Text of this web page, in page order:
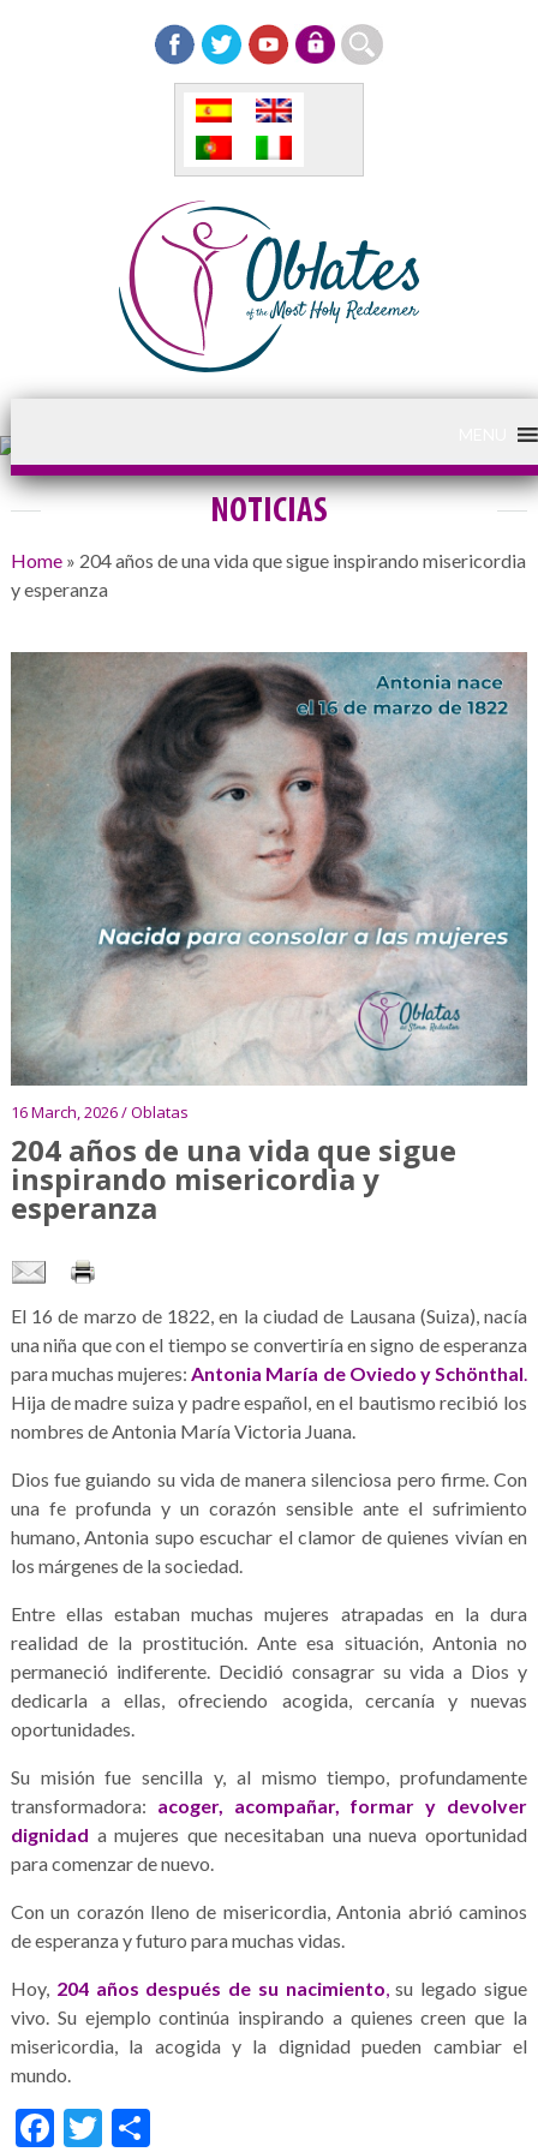
NOTICIAS
Home» 204 años de una vida que sigue inspirando misericordia
y esperanza
16 March, 2026 / Oblatas
204 años de una vida que sigue
inspirando misericordia y
esperanza
El 16 de marzo de 1822, en la ciudad de Lausana (Suiza), nacía
una niña que con el tiempo se convertiría en signo de esperanza
para muchas mujeres: Antonia María de Oviedo y Schönthal
Hija de madre suiza y padre español, en el bautismo recibió los
nombres de Antonia María Victoria Juana.
Dios fue guiando su vida de manera silenciosa pero firme. Con
una fe profunda y un corazón sensible ante el sufrimiento
humano, Antonia supo escuchar el clamor de quienes vivían en
los márgenes de la sociedad.
Entre ellas estaban muchas mujeres atrapadas en la dura
realidad de la prostitución. Ante esa situación, Antonia no
permaneció indiferente. Decidió consagrar su vida a Dios y
dedicarla a ellas, ofreciendo acogida, cercanía y nuevas
oportunidades.
Su misión fue sencilla y, al mismo tiempo, profundamente
transformadora: acoger, acompañar, formar y devolver
dignidad a mujeres que necesitaban una nueva oportunidad
para comenzar de nuevo.
Con un corazón lleno de misericordia, Antonia abrió caminos
de esperanza y futuro para muchas vidas.
Hoy, 204 años después de su nacimiento su legado sigue
vivo. Su ejemplo continúa inspirando a quienes creen que la
misericordia, la acogida y la dignidad pueden cambiar el
mundo.
Facebook
Twitter
Share